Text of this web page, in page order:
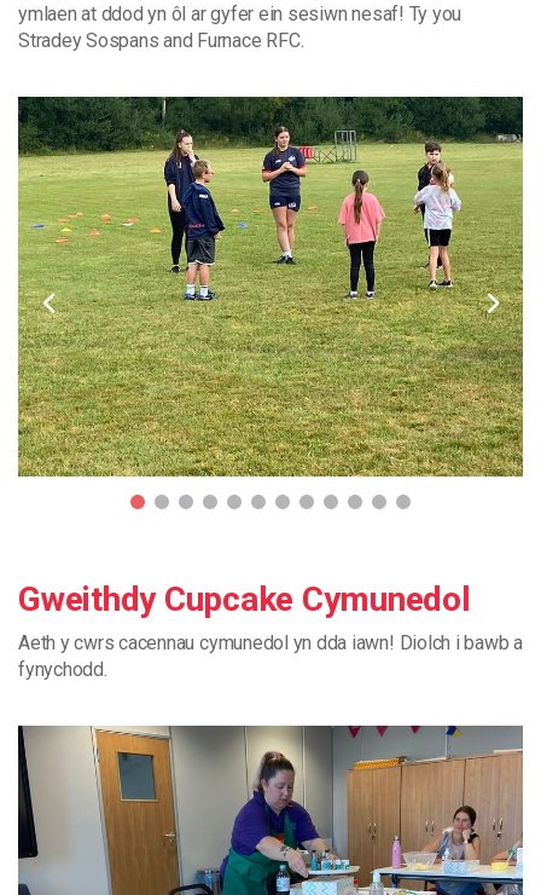
ymlaen at ddod yn ôl argyfer ein sesiwn nesaf! Ty you
Stradey Sospans and Furnace RFC.
Gweithdy Cupcake Cymunedol
Aeth ycwrs cacennau cymunedol yn dda iawn! Diolch i bawb a
fynychodd